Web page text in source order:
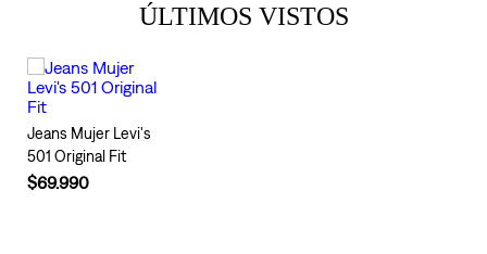
ÚLTIMOS VISTOS
Jeans Mujer Levi's
501 Original Fit
$69.990